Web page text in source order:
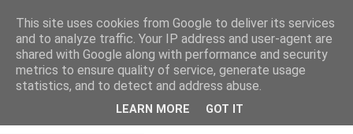
This site uses cookies from Google to deliver its services
and to analyze traffic. Your IP address and user-agent are
shared with Google along with performance and security
metrics to ensure quality of service, generate usage
statistics, and to detect and address abuse.
LEARN MORE GOT IT